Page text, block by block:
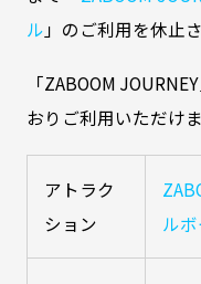
ル 」のご利用を休止
「ZABOOM
おりご利用いただけま
アトラク
ション
ル